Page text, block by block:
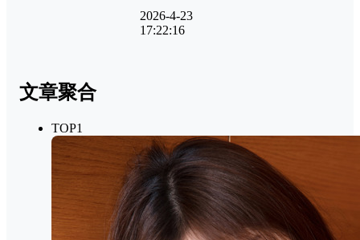
2026-4-23
17:22:16
文章聚合
TOP1